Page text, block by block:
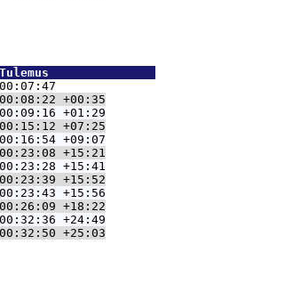
Tulemus
+00:35
+01:29
+07:25
+09:07
+15:21
+15:41
+15:52
+15:56
+18:22
+24:49
+25:03